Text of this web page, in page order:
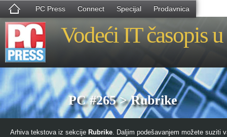
PC Press Connect Specijal Prodavnica
Vodeći IT časopis
PC #265 > Rubrike
Arhiva tekstova iz sekcije Rubrike. Daljim podešavanjem možete suziti